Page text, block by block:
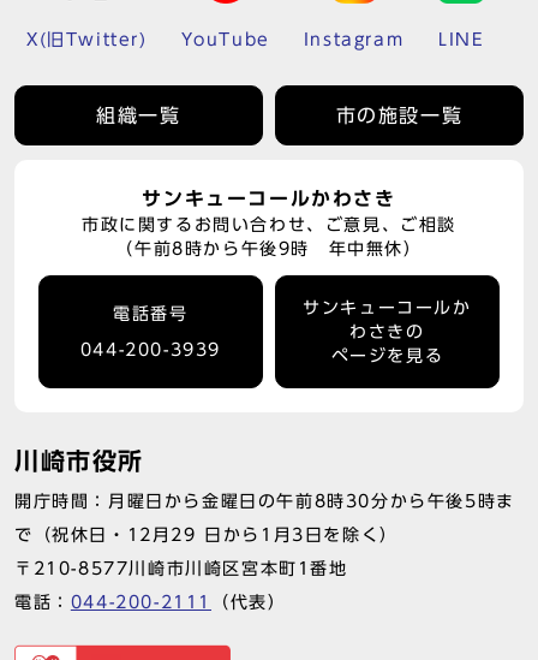
X(旧Twitter) YouTube Instagram LINE
組織一覧 市の施設一覧
サンキューコールかわさき
市政に関するお問い合わせ、ご意見、ご相談
（午前8時から午後9時 年中無休）
電話番号
044-200-3939
サンキューコールか
わさきの
ページを見る
川崎市役所
開庁時間：月曜日から金曜日の午前8時30分から午後5時ま
で（祝休日・12月29 日から1月3日を除く）
〒210-8577川崎市川崎区宮本町1番地
電話： 044-200-2111 （代表）